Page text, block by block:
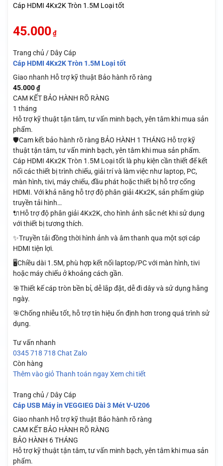
Cáp HDMI 4Kx2K Tròn 1.5M Loại tốt
45.000 ₫
Trang chủ / Dây Cáp
Cáp HDMI 4Kx2K Tròn 1.5M Loại tốt
Giao nhanh Hỗ trợ kỹ thuật Bảo hành rõ ràng
45.000 ₫
CAM KẾT BẢO HÀNH RÕ RÀNG
1 tháng
Hỗ trợ kỹ thuật tận tâm, tư vấn minh bạch, yên tâm khi mua sản
phẩm.
🛡️Cam kết bảo hành rõ ràng BẢO HÀNH 1 THÁNG Hỗ trợ kỹ
thuật tận tâm, tư vấn minh bạch, yên tâm khi mua sản phẩm.
Cáp HDMI 4Kx2K Tròn 1.5M Loại tốt là phụ kiện cần thiết để kết
nối các thiết bị trình chiếu, giải trí và làm việc như laptop, PC,
màn hình, tivi, máy chiếu, đầu phát hoặc thiết bị hỗ trợ cổng
HDMI. Với khả năng hỗ trợ độ phân giải 4Kx2K, sản phẩm giúp
truyền tải hình…
🔌Hỗ trợ độ phân giải 4Kx2K, cho hình ảnh sắc nét khi sử dụng
với thiết bị tương thích.
✨Truyền tải đồng thời hình ảnh và âm thanh qua một sợi cáp
HDMI tiện lợi.
🖥️Chiều dài 1.5M, phù hợp kết nối laptop/PC với màn hình, tivi
hoặc máy chiếu ở khoảng cách gần.
🎯Thiết kế cáp tròn bền bỉ, dễ lắp đặt, dễ đi dây và sử dụng hằng
ngày.
🎯Chống nhiễu tốt, hỗ trợ tín hiệu ổn định hơn trong quá trình sử
dụng.
Tư vấn nhanh
0345 718 718 Chat Zalo
Còn hàng
Thêm vào giỏ Thanh toán ngay Xem chi tiết
Trang chủ / Dây Cáp
Cáp USB Máy in VEGGIEG Dài 3 Mét V-U206
Giao nhanh Hỗ trợ kỹ thuật Bảo hành rõ ràng
CAM KẾT BẢO HÀNH RÕ RÀNG
BẢO HÀNH 6 THÁNG
Hỗ trợ kỹ thuật tận tâm, tư vấn minh bạch, yên tâm khi mua sản
phẩm.